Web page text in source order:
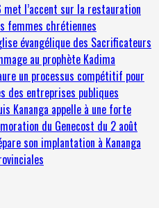
met l’accent sur la restauration
femmes chrétiennes
évangélique des Sacrificateurs
au prophète Kadima
un processus compétitif pour
des entreprises publiques
Kananga appelle à une forte
du Genecost du 2 août
son implantation à Kananga